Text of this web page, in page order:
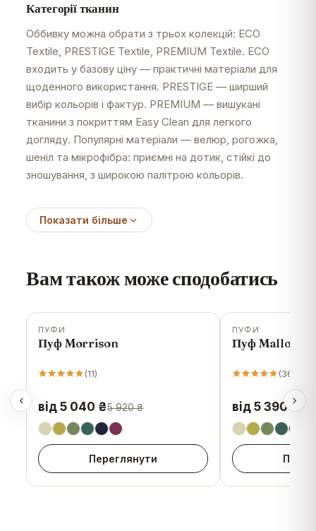
Категорії тканин
Оббивку можна обрати з трьох колекцій: ECO
Textile, PRESTIGE Textile, PREMIUM Textile. ECO
входить у базову ціну — практичні матеріали для
щоденного використання. PRESTIGE — ширший
вибір кольорів і фактур. PREMIUM — вишукані
тканини з покриттям Easy Clean для легкого
догляду. Популярні матеріали — велюр, рогожка,
шеніл та мікрофібра: приємні на дотик, стійкі до
зношування, з широкою палітрою кольорів.
Показати більше
Вам також може сподобатись
-15%
ПУФИ
Пуф Morrison
(11)
від 5 040 ₴5 920 ₴
Переглянути
-14%
ПУФИ
Пуф Mallow
(36
від 5 390 ₴6